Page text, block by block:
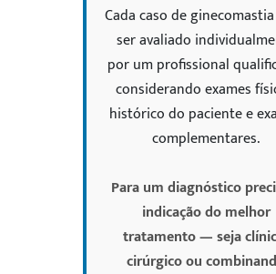
Cada caso de
ser avaliado
por um profissional
considerando exames
histórico do paciente e
complementares.
Para um diagnóstico
indicação do melhor
tratamento — seja
cirúrgico ou